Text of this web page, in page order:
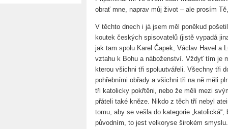
obrať mne, naprav můj život – ale prosím
V těchto dnech i já jsem měl poněkud
koutek českých spisovatelů (jistě vypadá
jak tam spolu Karel Čapek, Václav Havel a
vztahu k Bohu a náboženství. Vždyť tím je
kterou všichni tři spoluutvářeli. Všechny tři
pohřebními obřady a všichni tři na ně měli
tři katolicky pokřtěni, nebo že měli mezi
přáteli také kněze. Nikdo z těch tří nebyl
tomu, aby se vešla do kategorie
původním, to jest velkoryse širokém